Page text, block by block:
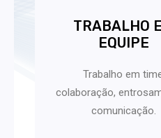
TRABALHO
EQUIPE
Trabalho em
colaboração,
comunicação.